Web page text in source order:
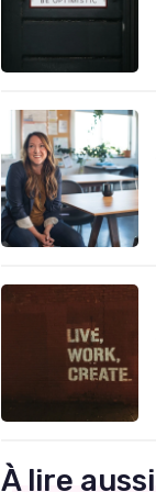
À lire aussi